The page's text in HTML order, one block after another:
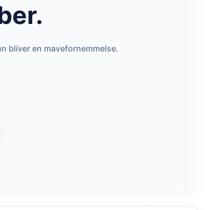
bliver en mavefornemmelse.